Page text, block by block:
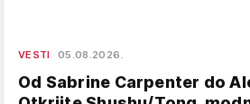
VESTI 05.08.2026.
Od Sabrine Carpenter do